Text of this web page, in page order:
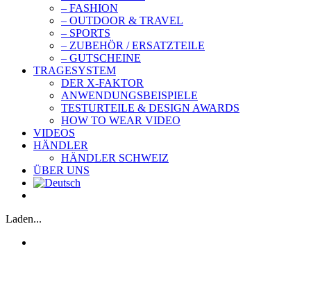
– FASHION
– OUTDOOR & TRAVEL
– SPORTS
– ZUBEHÖR / ERSATZTEILE
– GUTSCHEINE
TRAGESYSTEM
DER X-FAKTOR
ANWENDUNGSBEISPIELE
TESTURTEILE & DESIGN AWARDS
HOW TO WEAR VIDEO
VIDEOS
HÄNDLER
HÄNDLER SCHWEIZ
ÜBER UNS
Laden...